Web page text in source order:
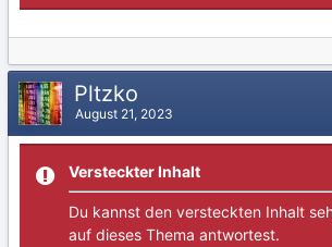
Pltzko
August 21, 2023
Versteckter Inhalt
Du kannst den versteckten Inhalt
auf dieses Thema antwortest.